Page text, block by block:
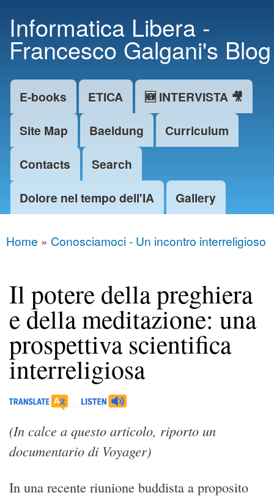
main
content
Informatica Libera -
Francesco Galgani's Blog
Main menu
E-books ETICA
🆕 INTERVISTA 🎥
Site Map
Baeldung
Curriculum
Contacts
Search
Dolore nel tempo dell'IA
Gallery
You are here
Home » Conosciamoci - Un incontro interreligioso
Il potere della preghiera
e della meditazione: una
prospettiva scientifica
interreligiosa
(In calce a questo articolo, riporto un
documentario di Voyager)
In una recente riunione buddista a proposito